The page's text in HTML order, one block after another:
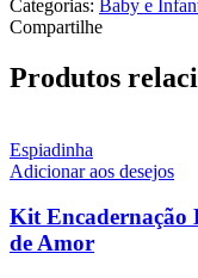
Categorias: Baby e
Compartilhe
Produtos
Espiadinha
Adicionar aos desejos
Kit Encadernação
de Amor